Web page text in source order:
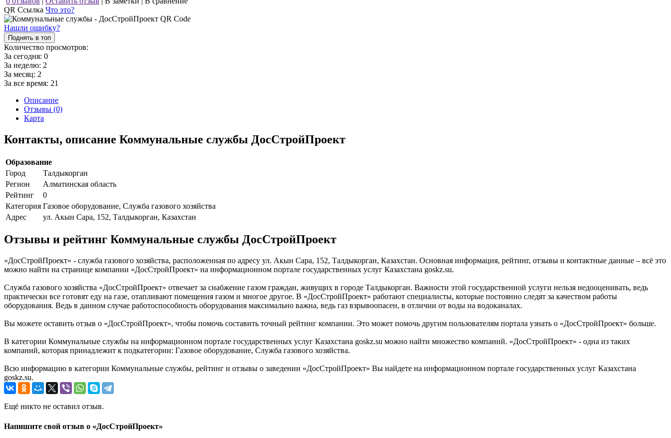
QR Ссылка Что это?
Нашли ошибку?
Поднять в топ
Количество просмотров:
За сегодня: 0
За неделю: 2
За месяц: 2
За все время: 21
Описание
Отзывы (0)
Карта
Контакты, описание Коммунальные службы ДосСтройПроект
Образование
Город
Талдыкорган
Регион
Алматинская область
Рейтинг
0
Категория Газовое оборудование, Служба газового хозяйства
Адрес
ул. Акын Сара, 152, Талдыкорган, Казахстан
Отзывы и рейтинг Коммунальные службы ДосСтройПроект
«ДосСтройПроект» - служба газового хозяйства, расположенная по адресу ул. Акын Сара, 152, Талдыкорган, Казахстан. Основная информация, рейтинг, отзывы и контактные данные – всё это
можно найти на странице компании «ДосСтройПроект» на информационном портале государственных услуг Казахстана goskz.su.
Служба газового хозяйства «ДосСтройПроект» отвечает за снабжение газом граждан, живущих в городе Талдыкорган. Важности этой государственной услуги нельзя недооценивать, ведь
практически все готовят еду на газе, отапливают помещения газом и многое другое. В «ДосСтройПроект» работают специалисты, которые постоянно следят за качеством работы
оборудования. Ведь в данном случае работоспособность оборудования максимально важна, ведь газ взрывоопасен, в отличии от воды на водоканалах.
Вы можете оставить отзыв о «ДосСтройПроект», чтобы помочь составить точный рейтинг компании. Это может помочь другим пользователям портала узнать о «ДосСтройПроект» больше.
В категории Коммунальные службы на информационном портале государственных услуг Казахстана goskz.su можно найти множество компаний. «ДосСтройПроект» - одна из таких
компаний, которая принадлежит к подкатегории: Газовое оборудование, Служба газового хозяйства.
Всю информацию в категории Коммунальные службы, рейтинг и отзывы о заведении «ДосСтройПроект» Вы найдете на информационном портале государственных услуг Казахстана
goskz.su.
Ещё никто не оставил отзыв.
Напишите свой отзыв о «ДосСтройПроект»